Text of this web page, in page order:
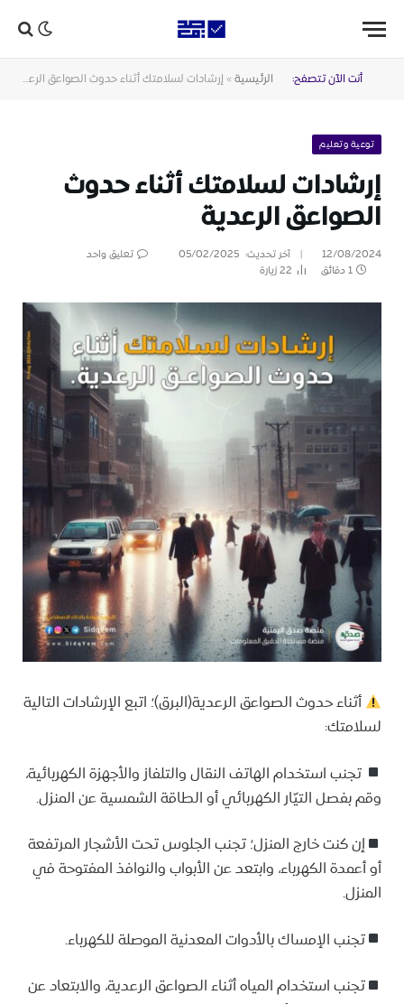
أنت الآن تتصفح: الرئيسية » إرشادات لسلامتك أثناء حدوث الصواعق الرعدية
توعية وتعليم
إرشادات لسلامتك أثناء حدوث
الصواعق الرعدية
12/08/2024 آخر تحديث: 05/02/2025
تعليق واحد
1 دقائق
22زيارة
أثناء حدوث الصواعق الرعدية(البرق)؛ اتبع الإرشادات التالية
لسلامتك:
تجنب استخدام الهاتف النقال والتلفاز والأجهزة الكهربائية،
وقم بفصل التيّار الكهربائي أو الطاقة الشمسية عن المنزل.
إن كنت خارج المنزل؛ تجنب الجلوس تحت الأشجار المرتفعة
أو أعمدة الكهرباء، وابتعد عن الأبواب والنوافذ المفتوحة في
المنزل.
تجنب الإمساك بالأدوات المعدنية الموصلة للكهرباء.
تجنب استخدام المياه أثناء الصواعق الرعدية، والابتعاد عن